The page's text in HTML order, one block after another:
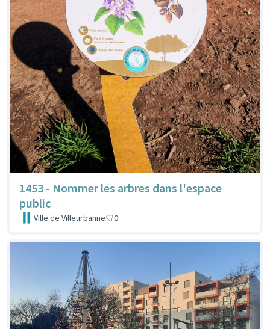
1453 - Nommer les arbres dans l'espace
public
Ville de Villeurbanne 0